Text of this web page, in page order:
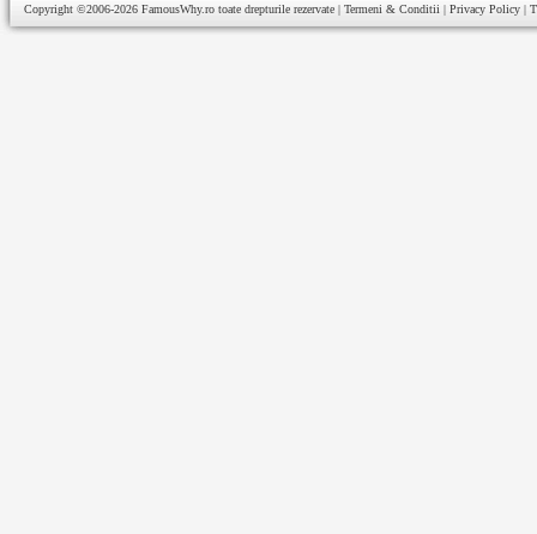
Copyright ©2006-2026 FamousWhy.ro toate drepturile rezervate | Termeni & Conditii | Privacy Policy |